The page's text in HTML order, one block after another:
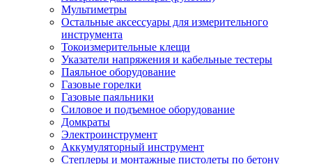
Мультиметры
Остальные аксессуары для измерительного
инструмента
Токоизмерительные клещи
Указатели напряжения и кабельные тестеры
Паяльное оборудование
Газовые горелки
Газовые паяльники
Силовое и подъемное оборудование
Домкраты
Электроинструмент
Аккумуляторный инструмент
Степлеры и монтажные пистолеты по бетону